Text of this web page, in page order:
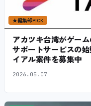
★編集部PICK
アカツキ台湾がゲー
サポートサービスの
イアル案件を募集中
2026.05.07